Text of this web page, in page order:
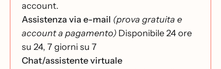
account.
Assistenza via e-mail (prova gratuita e
account a pagamento) Disponibile 24 ore
su 24, 7 giorni su 7
Chat/assistente virtuale